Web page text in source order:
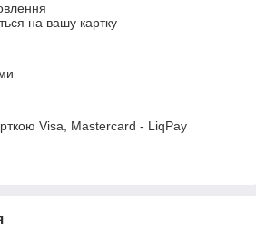
на вашу картку
Visa, Mastercard - LiqPay